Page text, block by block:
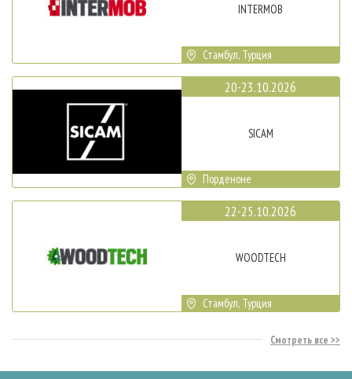
INTERMOB
Стамбул, Турция
20-23.10.2026
SICAM
Порденоне
22-25.10.2026
WOODTECH
Стамбул, Турция
Смотреть все